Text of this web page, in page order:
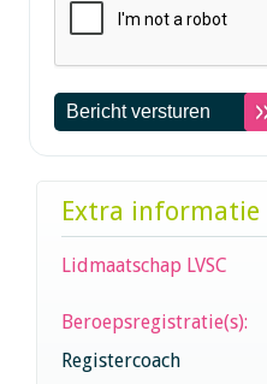
Extra informatie
Lidmaatschap LVSC
Beroepsregistratie(s):
Registercoach